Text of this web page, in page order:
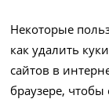
Некоторые
как удалить
сайтов в
браузере, чтобы